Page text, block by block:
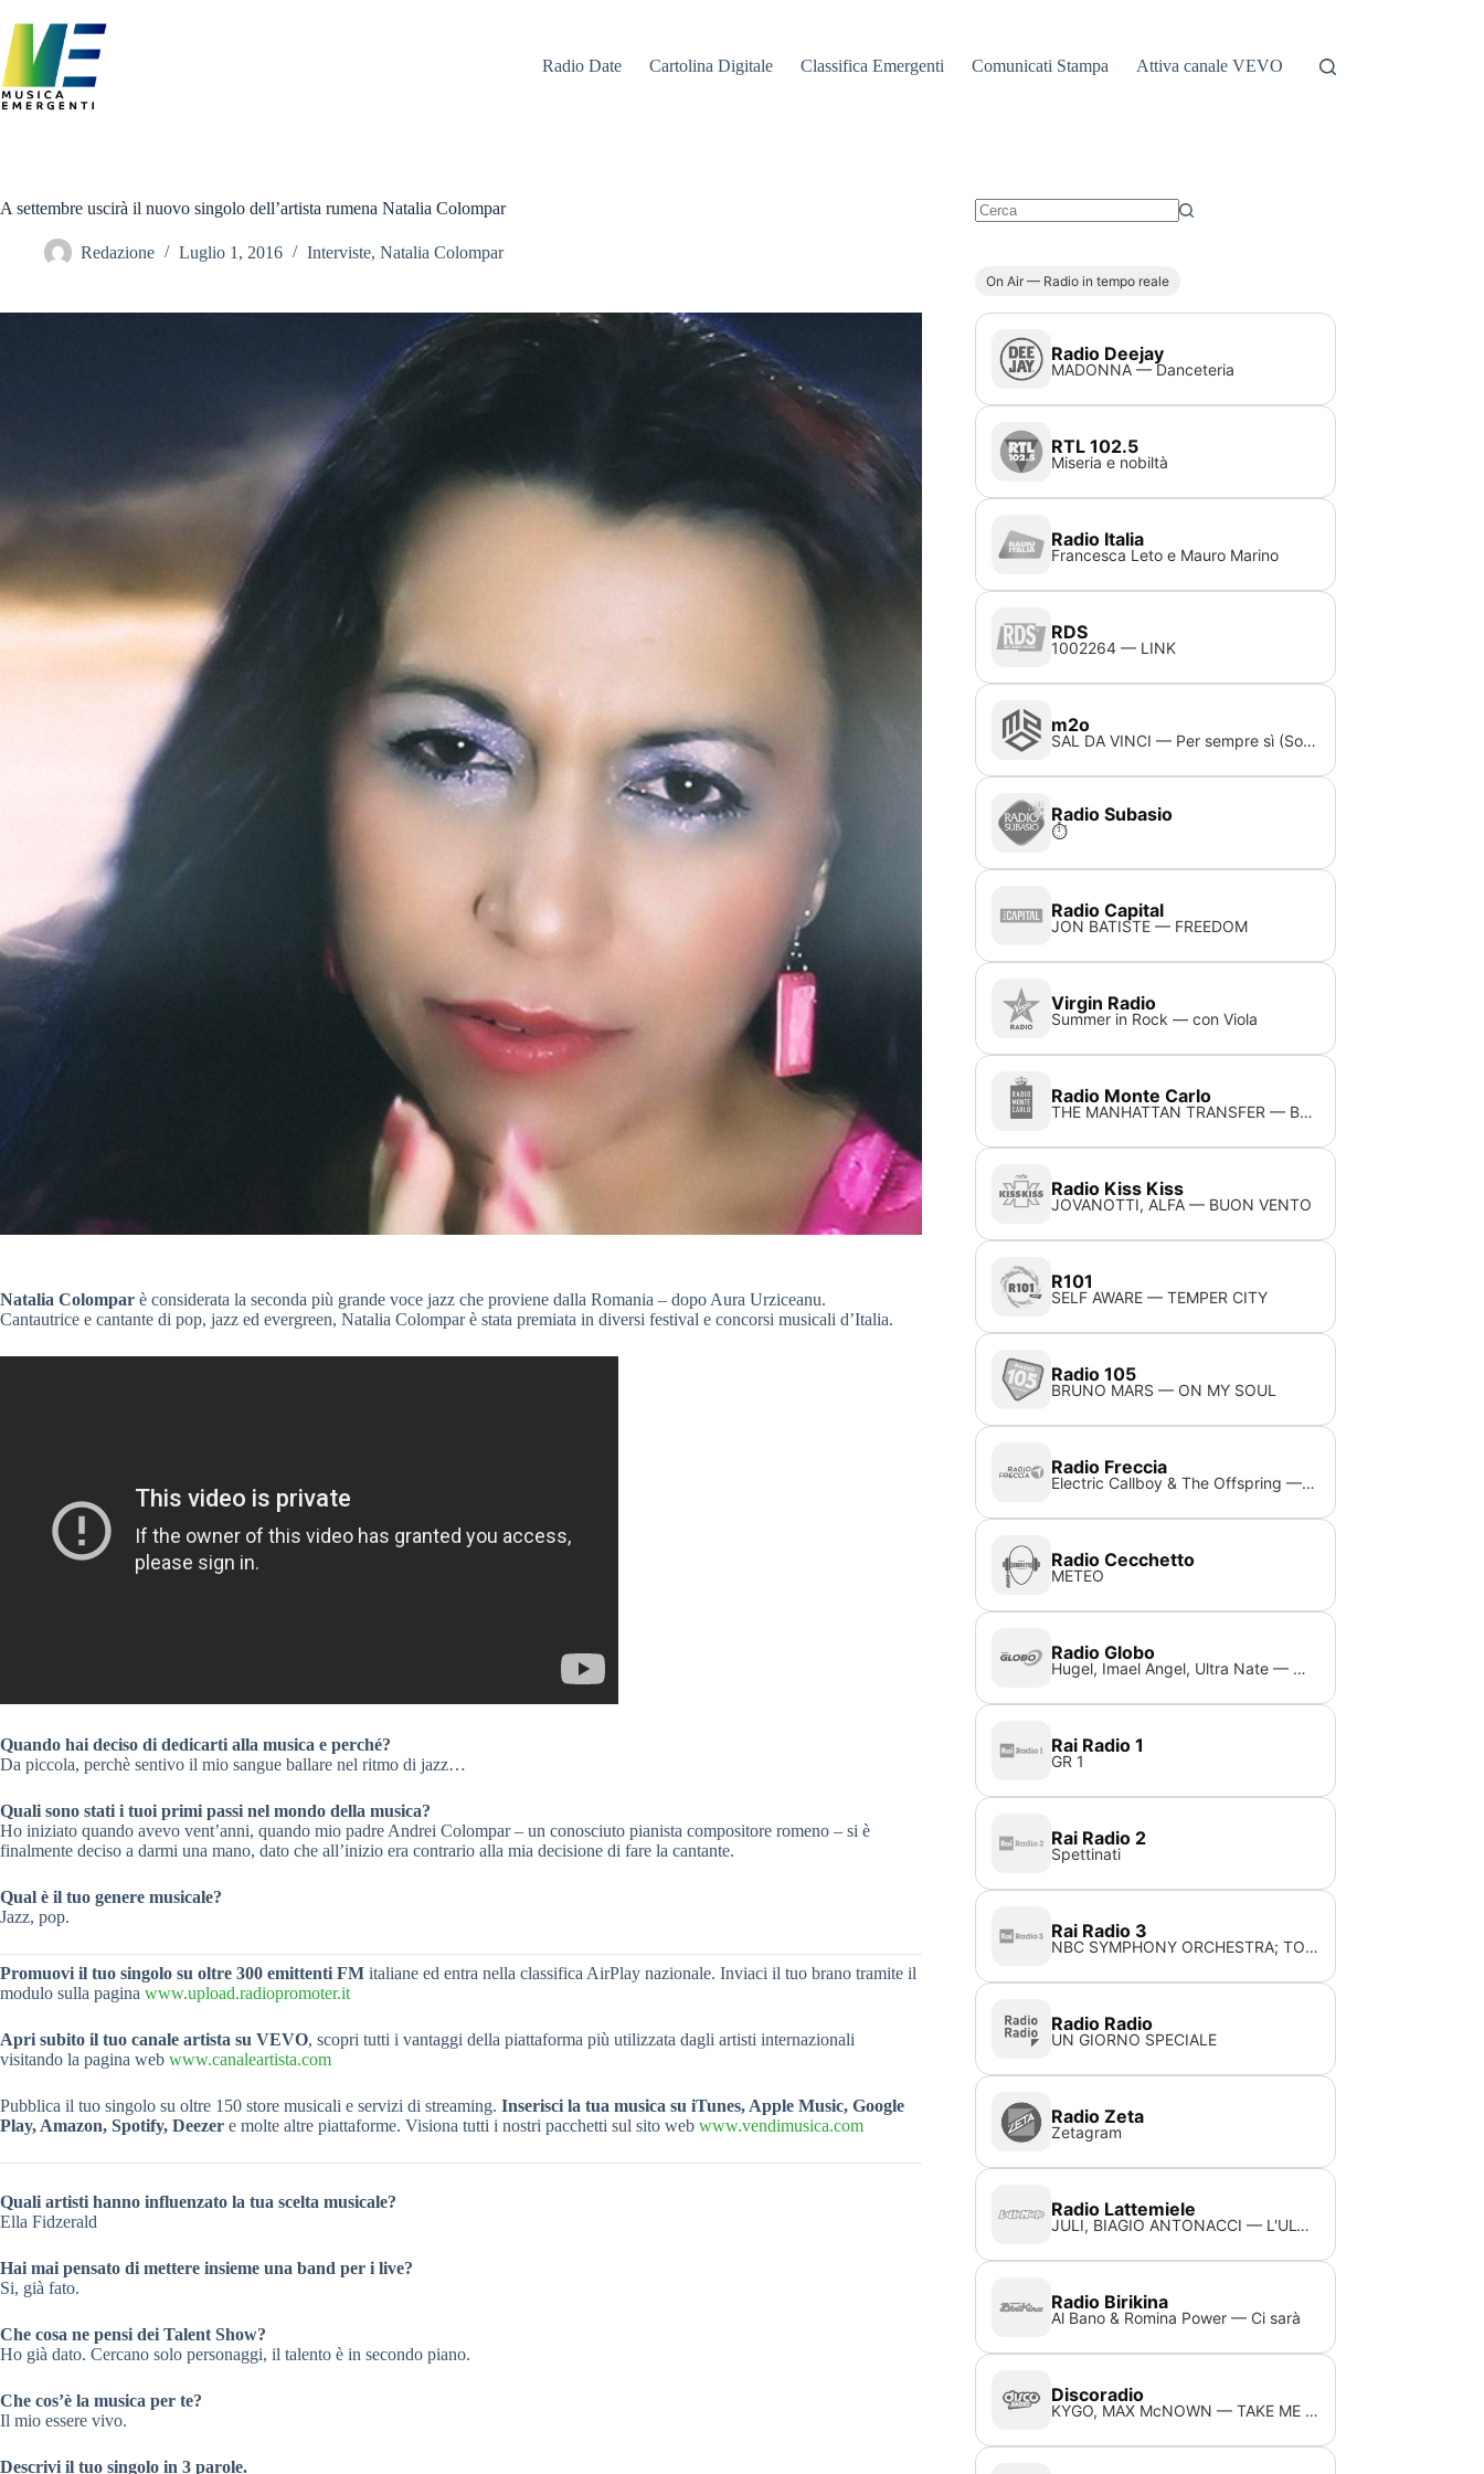
contenuto
Radio Date
Cartolina Digitale Classifica Emergenti Comunicati Stampa Attiva canale VEVO
A settembre uscirà il nuovo singolo dell’artista rumena Natalia Colompar
Redazione Luglio 1, 2016 Interviste, Natalia Colompar
Natalia Colompar è considerata la seconda più grande voce jazz che proviene dalla Romania – dopo Aura Urziceanu.
Cantautrice e cantante di pop, jazz ed evergreen, Natalia Colompar è stata premiata in diversi festival e concorsi musicali d’Italia.
Quando hai deciso di dedicarti alla musica e perché?
Da piccola, perchè sentivo il mio sangue ballare nel ritmo di jazz…
Quali sono stati i tuoi primi passi nel mondo della musica?
Ho iniziato quando avevo vent’anni, quando mio padre Andrei Colompar – un conosciuto pianista compositore romeno – si è
finalmente deciso a darmi una mano, dato che all’inizio era contrario alla mia decisione di fare la cantante.
Qual è il tuo genere musicale?
Jazz, pop.
Promuovi il tuo singolo su oltre 300 emittenti FM italiane ed entra nella classifica AirPlay nazionale. Inviaci il tuo brano tramite il
modulo sulla pagina www.upload.radiopromoter.it
Apri subito il tuo canale artista su VEVO, scopri tutti i vantaggi della piattaforma più utilizzata dagli artisti internazionali
visitando la pagina web www.canaleartista.com
Pubblica il tuo singolo su oltre 150 store musicali e servizi di streaming. Inserisci la tua musica su iTunes, Apple Music, Google
Play, Amazon, Spotify, Deezer e molte altre piattaforme. Visiona tutti i nostri pacchetti sul sito web www.vendimusica.com
Quali artisti hanno influenzato la tua scelta musicale?
Ella Fidzerald
Hai mai pensato di mettere insieme una band per i live?
Si, già fato.
Che cosa ne pensi dei Talent Show?
Ho già dato. Cercano solo personaggi, il talento è in secondo piano.
Che cos’è la musica per te?
Il mio essere vivo.
Descrivi il tuo singolo in 3 parole.
On Air — Radio in tempo reale
Radio Deejay
MADONNA — Danceteria
RTL 102.5
Miseria e nobiltà
Radio Italia
Francesca Leto e Mauro Marino
RDS
1002264 — LINK
m2o
SAL DA VINCI — Per sempre sì (Socievole Adalwolf Bootleg Remix)
Radio Subasio
⏱️
Radio Capital
JON BATISTE — FREEDOM
Virgin Radio
Summer in Rock — con Viola
Radio Monte Carlo
THE MANHATTAN TRANSFER — BOY FROM NEW YORK CITY
Radio Kiss Kiss
JOVANOTTI, ALFA — BUON VENTO
R101
SELF AWARE — TEMPER CITY
Radio 105
BRUNO MARS — ON MY SOUL
Radio Freccia
Electric Callboy & The Offspring — Let The Good Times Roll
Radio Cecchetto
METEO
Radio Globo
Hugel, Imael Angel, Ultra Nate — Movin to the sun
Rai Radio 1
GR 1
Rai Radio 2
Spettinati
Rai Radio 3
NBC SYMPHONY ORCHESTRA; TOSCANINI A. — BIZET GEORGES CARMEN: SUITE DALL'OPERA
Radio Radio
UN GIORNO SPECIALE
Radio Zeta
Zetagram
Radio Lattemiele
JULI, BIAGIO ANTONACCI — L'ULTIMA CANZONE
Radio Birikina
Al Bano & Romina Power — Ci sarà
Discoradio
KYGO, MAX McNOWN — TAKE ME BACK